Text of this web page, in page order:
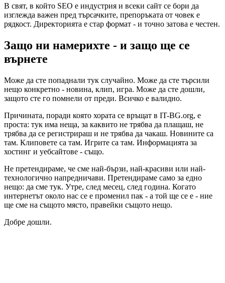
В свят, в който SEO е индустрия и всеки сайт се бори да
изглежда важен пред търсачките, препоръката от човек е
рядкост. Директорията е стар формат - и точно затова е честен.
Защо ни намерихте - и защо ще се
върнете
Може да сте попаднали тук случайно. Може да сте търсили
нещо конкретно - новина, клип, игра. Може да сте дошли,
защото сте го помнели от преди. Всичко е валидно.
Причината, поради която хората се връщат в IT-BG.org, е
проста: тук има неща, за каквито не трябва да плащаш, не
трябва да се регистрираш и не трябва да чакаш. Новините са
там. Клиповете са там. Игрите са там. Информацията за
хостинг и уебсайтове - също.
Не претендираме, че сме най-бързи, най-красиви или най-
технологично напредничави. Претендираме само за едно
нещо: да сме тук. Утре, след месец, след година. Когато
интернетът около нас се е променил пак - а той ще се е - ние
ще сме на същото място, правейки същото нещо.
Добре дошли.